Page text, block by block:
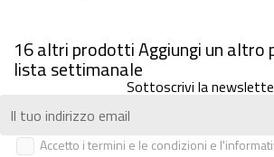
16 altri prodottiAggiungi un
lista settimanale
Sottoscrivi la
Accetto i termini e le condizioni e